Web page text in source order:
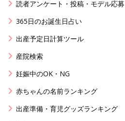
読者アンケート・投稿・モデル応募
365日のお誕生日占い
出産予定日計算ツール
産院検索
妊娠中のOK・NG
赤ちゃんの名前ランキング
出産準備・育児グッズランキング